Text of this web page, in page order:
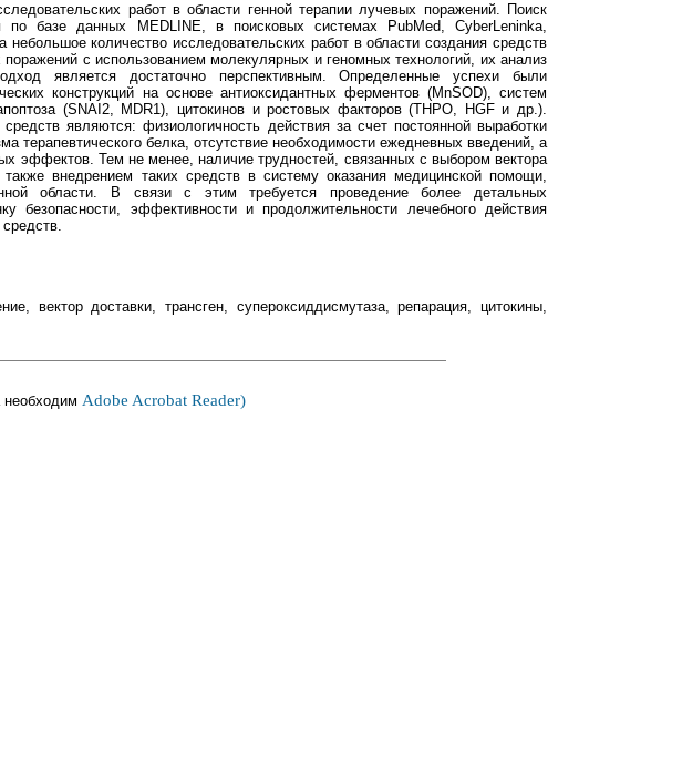
работ в области генной терапии лучевых поражений. Поиск
по базе данных MEDLINE, в поисковых системах PubMed, CyberLeninka,
количество исследовательских работ в области создания средств
с использованием молекулярных и геномных технологий, их анализ
является достаточно перспективным. Определенные успехи были
конструкций на основе антиоксидантных ферментов (MnSOD), систем
(SNAI2, MDR1), цитокинов и ростовых факторов (THPO, HGF и др.).
являются: физиологичность действия за счет постоянной выработки
терапевтического белка, отсутствие необходимости ежедневных введений, а
эффектов. Тем не менее, наличие трудностей, связанных с выбором вектора
внедрением таких средств в систему оказания медицинской помощи,
области. В связи с этим требуется проведение более детальных
безопасности, эффективности и продолжительности лечебного действия
вектор доставки, трансген, супероксиддисмутаза, репарация, цитокины,
Adobe Acrobat Reader)